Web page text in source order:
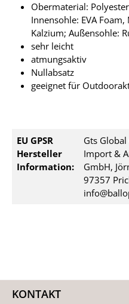
Obermaterial:
Innensohle: EVA
Kalzium; Außensohle:
sehr leicht
atmungsaktiv
Nullabsatz
geeignet für
EU GPSR
Hersteller
Information:
Gts
Import &
GmbH,
97357
KONTAKT